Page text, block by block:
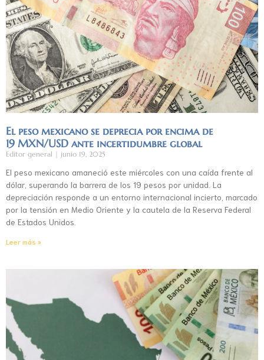
El peso mexicano se deprecia por encima de
19 MXN/USD ante incertidumbre global
Editor general junio 19, 2025
El peso mexicano amaneció este miércoles con una caída frente al
dólar, superando la barrera de los 19 pesos por unidad. La
depreciación responde a un entorno internacional incierto, marcado
por la tensión en Medio Oriente y la cautela de la Reserva Federal
de Estados Unidos.
Leer más »